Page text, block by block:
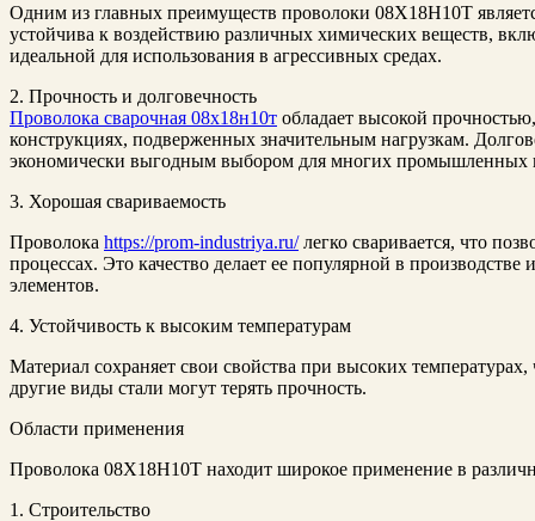
Одним из главных преимуществ проволоки 08Х18Н10Т
устойчива к воздействию различных химических веществ,
идеальной для использования в агрессивных средах.
2. Прочность и долговечность
Проволока сварочная 08х18н10т обладает высокой
конструкциях, подверженных значительным нагрузкам.
экономически выгодным выбором для многих промышленных
3. Хорошая свариваемость
Проволока https://prom-industriya.ru/легко сваривается, что
процессах. Это качество делает ее популярной в
элементов.
4. Устойчивость к высоким температурам
Материал сохраняет свои свойства при высоких температурах,
другие виды стали могут терять прочность.
Области применения
Проволока 08Х18Н10Т находит широкое применение в
1. Строительство